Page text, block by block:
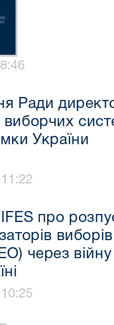
Ради
України
про
через війну